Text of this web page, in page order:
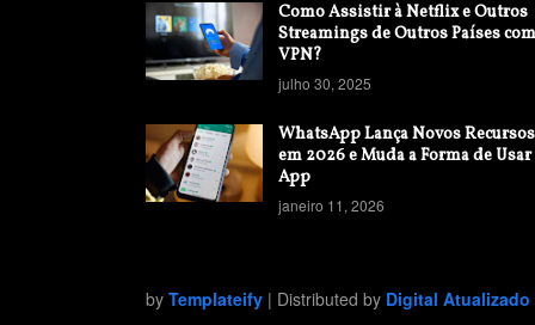
Como Assistir à Netflix e Outros
Streamings de Outros Países com
VPN?
julho 30, 2025
WhatsApp Lança Novos Recursos
em 2026 e Muda a Forma de Usar
App
janeiro 11, 2026
by Templateify | Distributed by Digital Atualizado